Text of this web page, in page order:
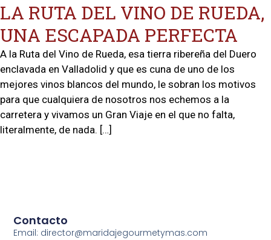
LA RUTA DEL VINO DE RUEDA,
UNA ESCAPADA PERFECTA
A la Ruta del Vino de Rueda, esa tierra ribereña del Duero
enclavada en Valladolid y que es cuna de uno de los
mejores vinos blancos del mundo, le sobran los motivos
para que cualquiera de nosotros nos echemos a la
carretera y vivamos un Gran Viaje en el que no falta,
literalmente, de nada. […]
Contacto
Email: director@maridajegourmetymas.com